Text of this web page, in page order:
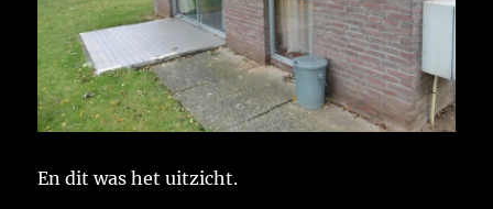
En dit was het uitzicht.